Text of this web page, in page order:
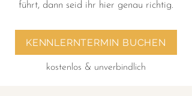
führt, dann seid ihr hier genau richtig.
KENNLERNTERMIN BUCHEN
kostenlos & unverbindlich